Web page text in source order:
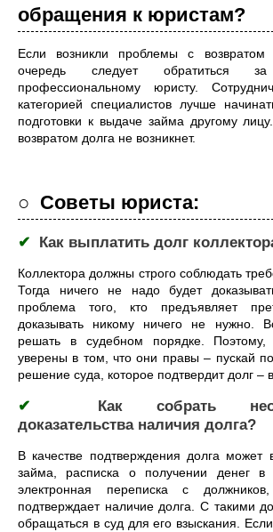
обращения к юристам?
Если возникли проблемы с
очередь следует обратиться
профессиональному юристу.
категорией специалистов лучше
подготовки к выдаче займа другому
возвратом долга не возникнет.
○ Советы юриста:
✔ Как выплатить долг
Коллектора должны строго соблюдать
Тогда ничего не надо будет
проблема того, кто предъявляет
доказывать никому ничего не нужно.
решать в судебном порядке. Поэтому,
уверены в том, что они правы – пускай
решение суда, которое подтвердит долг –
✔ Как собрать
доказательства наличия долга?
В качестве подтверждения долга может
займа, расписка о получении денег в
электронная переписка с
подтверждает наличие долга. С такими
обращаться в суд для его взыскания.